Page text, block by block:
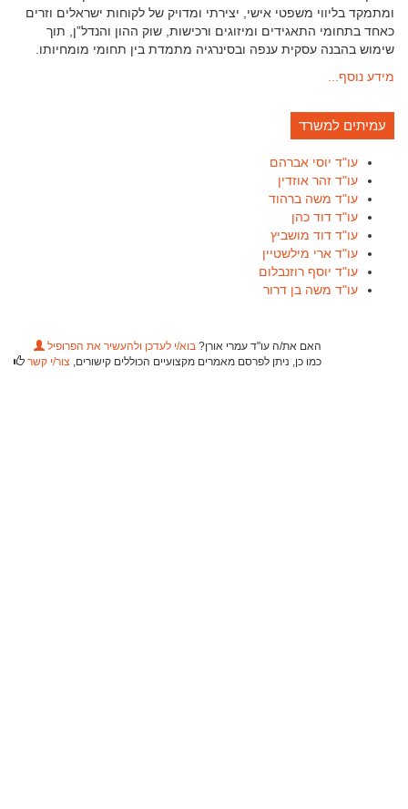
ומתמקד בליווי משפטי אישי, יצירתי ומדויק של לקוחות ישראלים וזרים
כאחד בתחומי התאגידים ומיזוגים ורכישות, שוק ההון והנדל”ן, תוך
שימוש בהבנה עסקית ענפה ובסינרגיה מתמדת בין תחומי מומחיותו.
מידע נוסף...
עמיתים למשרד
עו"ד יוסי אברהם
עו"ד זהר אוזדין
עו"ד משה ברהוד
עו"ד דוד כהן
עו"ד דוד מושביץ
עו"ד ארי מילשטיין
עו"ד יוסף רוזנבלום
עו"ד משה בן דרור
האם את/ה עו"ד עמרי אורן? בוא/י לעדכן ולהעשיר את הפרופיל
כמו כן, ניתן לפרסם מאמרים מקצועיים הכוללים קישורים, צור/י קשר